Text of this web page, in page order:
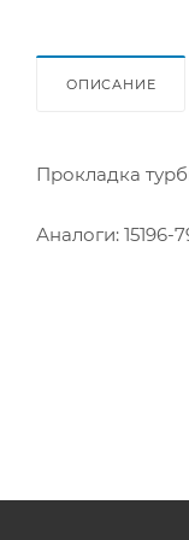
ОПИСАНИЕ
Прокладка
Аналоги: 15196-